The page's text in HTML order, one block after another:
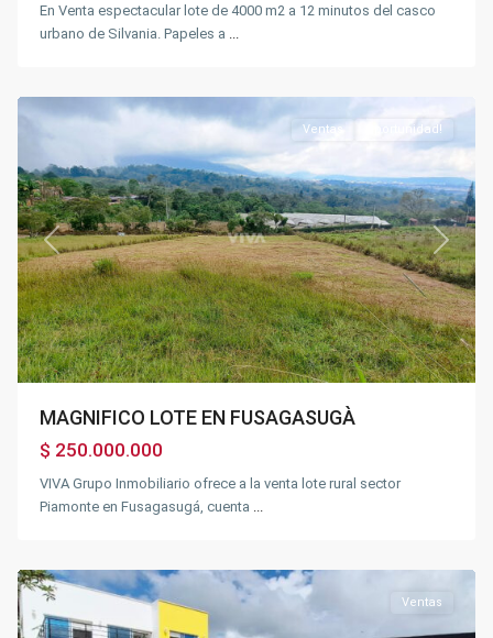
En Venta espectacular lote de 4000 m2 a 12 minutos del casco
urbano de Silvania. Papeles a
Previous Next
Ventas Oportunidad!
MAGNIFICO LOTE EN FUSAGASUGÀ
$ 250.000.000
VIVA Grupo Inmobiliario ofrece a la venta lote rural sector
Piamonte en Fusagasugá, cuenta
Ventas